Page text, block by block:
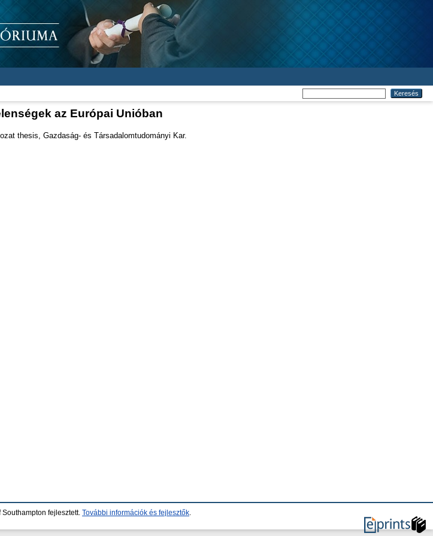
az Európai Unióban
thesis, Gazdaság- és Társadalomtudományi Kar.
Southampton fejlesztett. További információk és fejlesztők